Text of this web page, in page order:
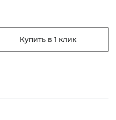
Купить в 1 клик